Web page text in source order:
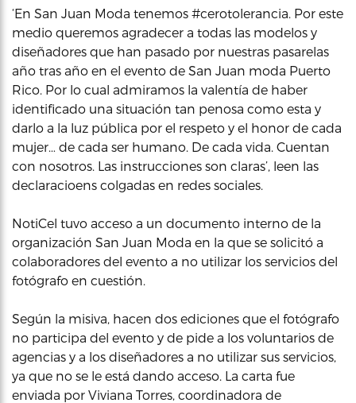
‘En San Juan Moda tenemos #cerotolerancia. Por este
medio queremos agradecer a todas las modelos y
diseñadores que han pasado por nuestras pasarelas
año tras año en el evento de San Juan moda Puerto
Rico. Por lo cual admiramos la valentía de haber
identificado una situación tan penosa como esta y
darlo a la luz pública por el respeto y el honor de cada
mujer… de cada ser humano. De cada vida. Cuentan
con nosotros. Las instrucciones son claras’, leen las
declaracioens colgadas en redes sociales.
NotiCel tuvo acceso a un documento interno de la
organización San Juan Moda en la que se solicitó a
colaboradores del evento a no utilizar los servicios del
fotógrafo en cuestión.
Según la misiva, hacen dos ediciones que el fotógrafo
no participa del evento y de pide a los voluntarios de
agencias y a los diseñadores a no utilizar sus servicios,
ya que no se le está dando acceso. La carta fue
enviada por Viviana Torres, coordinadora de